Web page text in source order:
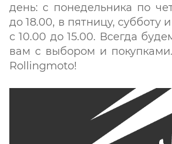
день: с понедельника по
до 18.00, в пятницу, субботу
с 10.00 до 15.00. Всегда
вам с выбором и
Rollingmoto!